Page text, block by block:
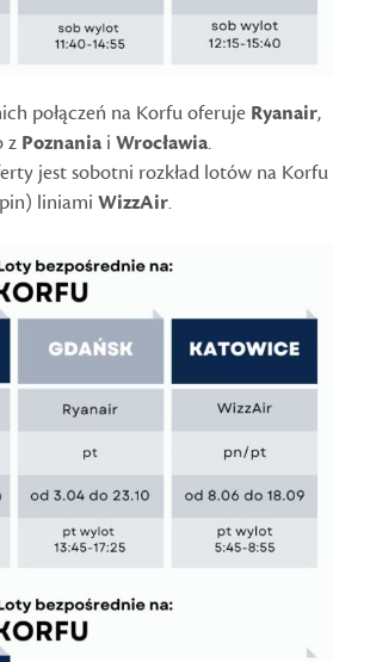
połączeń na Korfu oferuje Ryanair,
z Poznania i Wrocławia.
jest sobotni rozkład lotów na Korfu
liniami WizzAir.